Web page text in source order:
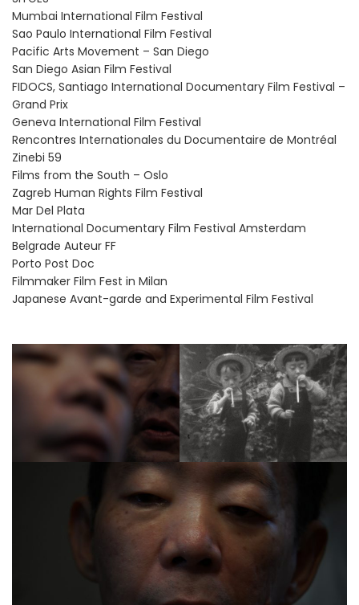
Mumbai International Film Festival
Sao Paulo International Film Festival
Pacific Arts Movement – San Diego
San Diego Asian Film Festival
FIDOCS, Santiago International Documentary Film Festival –
Grand Prix
Geneva International Film Festival
Rencontres Internationales du Documentaire de Montréal
Zinebi 59
Films from the South – Oslo
Zagreb Human Rights Film Festival
Mar Del Plata
International Documentary Film Festival Amsterdam
Belgrade Auteur FF
Porto Post Doc
Filmmaker Film Fest in Milan
Japanese Avant-garde and Experimental Film Festival